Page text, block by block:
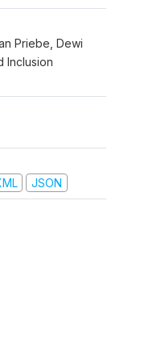
Priebe, Dewi
Inclusion
JSON